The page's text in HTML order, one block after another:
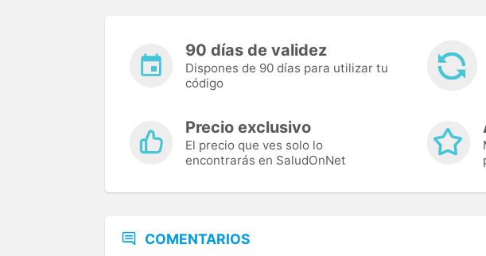
90 días de validez
Dispones de 90 días para utilizar tu
código
Precio exclusivo
El precio que ves solo lo
encontrarás en SaludOnNet
COMENTARIOS